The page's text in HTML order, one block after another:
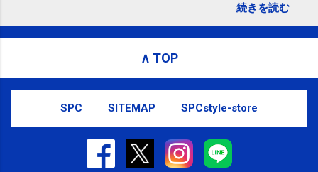
れないことがありますので、ご予約、
お問い合わせはSMS（ショートメッセ
続きを読む
∧ TOP
SPC SITEMAP SPCstyle-store